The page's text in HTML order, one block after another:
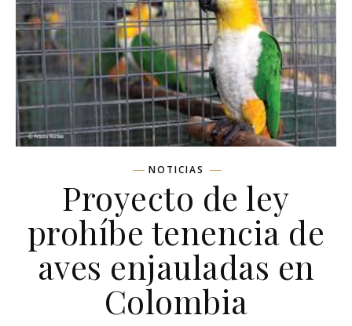
NOTICIAS
Proyecto de ley
prohíbe tenencia de
aves enjauladas en
Colombia